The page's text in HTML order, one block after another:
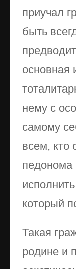
приучал
быть
основная
нему с
самому
всем, кто
педонома
который
Такая
родине и